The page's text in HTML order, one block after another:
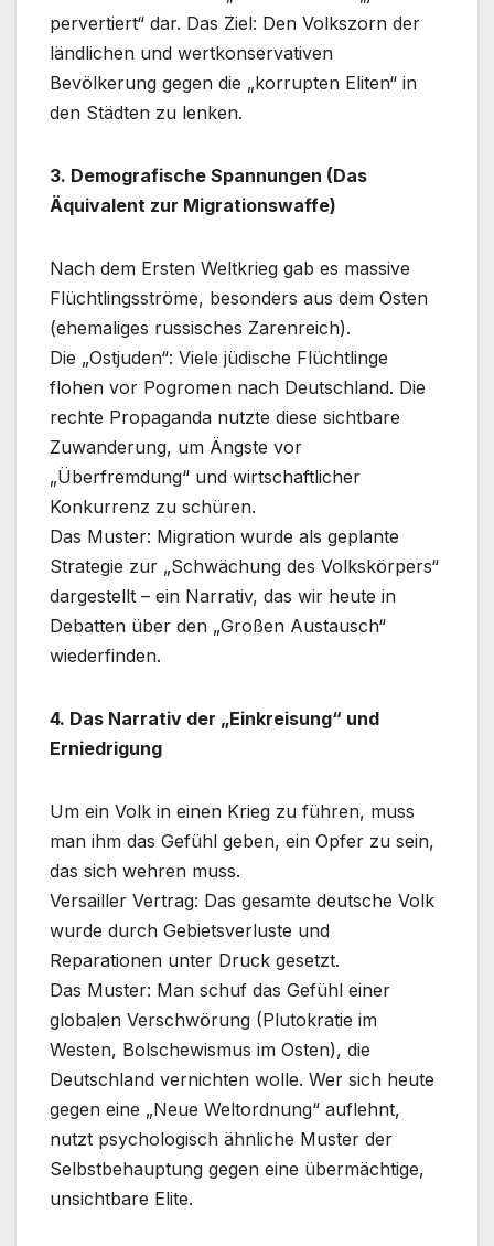
pervertiert“ dar. Das Ziel: Den Volkszorn der
ländlichen und wertkonservativen
Bevölkerung gegen die „korrupten Eliten“ in
den Städten zu lenken.
3. Demografische Spannungen (Das
Äquivalent zur Migrationswaffe)
Nach dem Ersten Weltkrieg gab es massive
Flüchtlingsströme, besonders aus dem Osten
(ehemaliges russisches Zarenreich).
Die „Ostjuden“: Viele jüdische Flüchtlinge
flohen vor Pogromen nach Deutschland. Die
rechte Propaganda nutzte diese sichtbare
Zuwanderung, um Ängste vor
„Überfremdung“ und wirtschaftlicher
Konkurrenz zu schüren.
Das Muster: Migration wurde als geplante
Strategie zur „Schwächung des Volkskörpers“
dargestellt – ein Narrativ, das wir heute in
Debatten über den „Großen Austausch“
wiederfinden.
4. Das Narrativ der „Einkreisung“ und
Erniedrigung
Um ein Volk in einen Krieg zu führen, muss
man ihm das Gefühl geben, ein Opfer zu sein,
das sich wehren muss.
Versailler Vertrag: Das gesamte deutsche Volk
wurde durch Gebietsverluste und
Reparationen unter Druck gesetzt.
Das Muster: Man schuf das Gefühl einer
globalen Verschwörung (Plutokratie im
Westen, Bolschewismus im Osten), die
Deutschland vernichten wolle. Wer sich heute
gegen eine „Neue Weltordnung“ auflehnt,
nutzt psychologisch ähnliche Muster der
Selbstbehauptung gegen eine übermächtige,
unsichtbare Elite.